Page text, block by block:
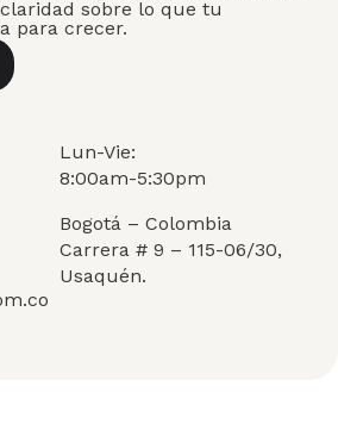
sobre lo que tu
para crecer.
Lun-Vie:
8:00am-5:30pm
Bogotá – Colombia
Carrera # 9 – 115-06/30,
Usaquén.